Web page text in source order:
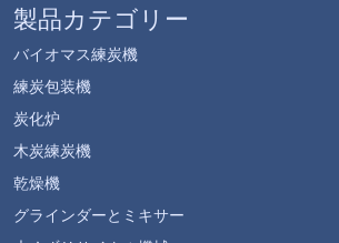
製品カテゴリー
バイオマス練炭機
練炭包装機
炭化炉
木炭練炭機
乾燥機
グラインダーとミキサー